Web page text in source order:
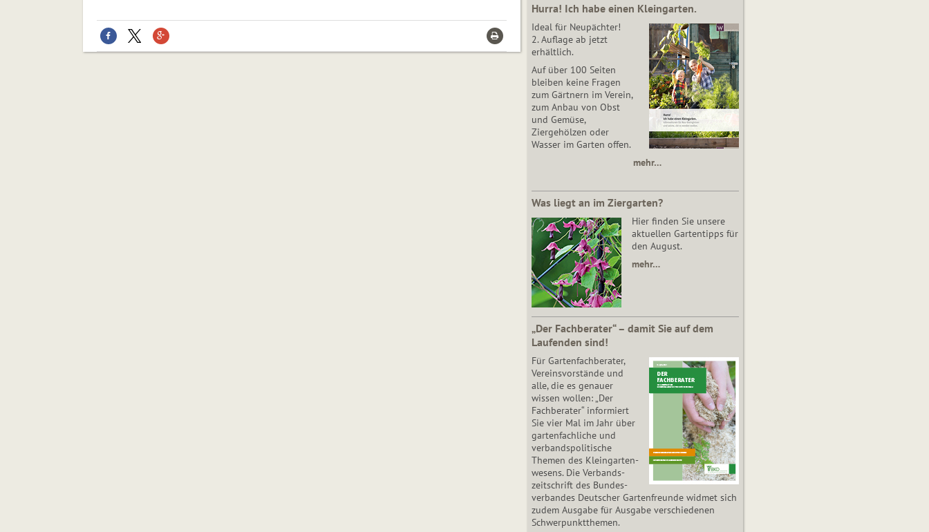
Hurra! Ich habe einen Kleingarten.
Ideal für Neupächter!
2. Auflage ab jetzt
erhältlich.
Auf über 100 Seiten
bleiben keine Fragen
zum Gärtnern im Verein,
zum Anbau von Obst
und Gemüse,
Ziergehölzen oder
Wasser im Garten offen.
mehr…
Was liegt an im Ziergarten?
Hier finden Sie unsere
aktuellen Gartentipps für
den August.
mehr…
„Der Fachberater“ – damit Sie auf dem
Laufenden sind!
Für Gartenfachberater,
Vereinsvorstände und
alle, die es genauer
wissen wollen: „Der
Fachberater“ informiert
Sie vier Mal im Jahr über
gartenfachliche und
verbandspolitische
Themen des Klein­gar­ten­
wesens. Die Ver­bands­
zeit­schrift des Bun­des­
ver­ban­des Deutscher Gartenfreunde widmet sich
zudem Ausgabe für Ausgabe verschiedenen
Schwer­punkt­the­men.